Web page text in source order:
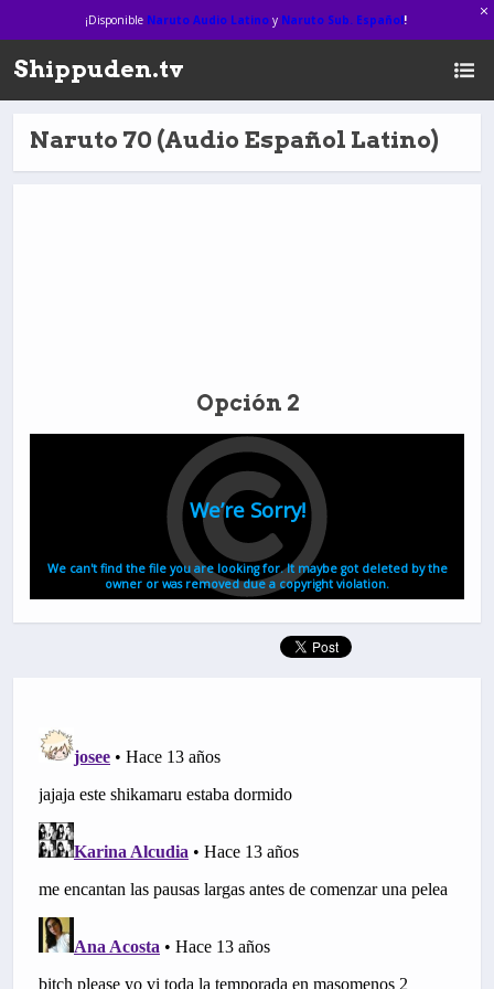
¡Disponible Naruto Audio Latinoy Naruto Sub. Español!
Shippuden.tv
Naruto 70 (Audio Español Latino)
Opción 2